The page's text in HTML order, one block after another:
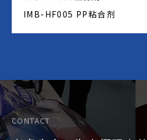
IMB-HF005 PP粘合剂
CONTACT